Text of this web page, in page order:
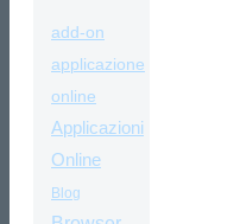
add-on
applicazione
online
Applicazioni
Online
Blog